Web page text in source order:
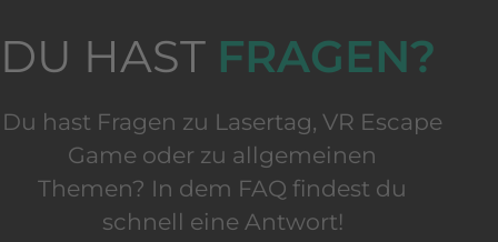
DU HAST FRAGEN?
Du hast Fragen zu Lasertag, VR Escape
Game oder zu allgemeinen
Themen? In dem FAQ findest du
schnell eine Antwort!